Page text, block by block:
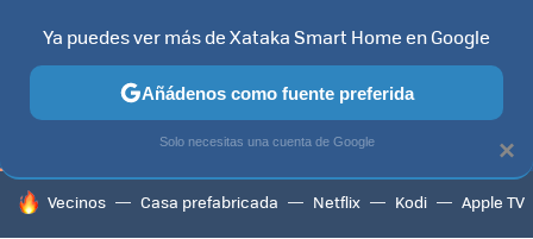
TELEVISORES CONTENIDOS SMART TV SELECCIÓN
HOY SE HABLA DE
Vecinos Casa prefabricada Netflix Kodi Apple TV
×
Ya puedes ver más de Xataka Smart Home en Google
Añádenos como fuente preferida
Solo necesitas una cuenta de Google